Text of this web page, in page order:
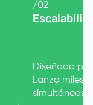
/02
Diseñado
Lanza miles
simultáneas